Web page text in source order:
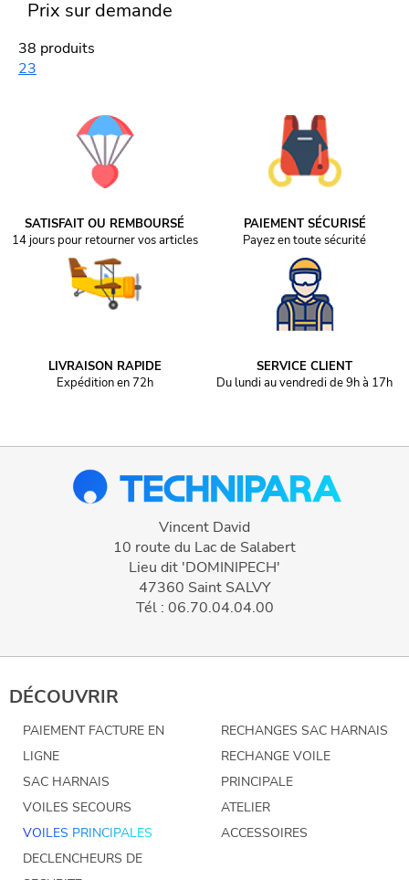
Prix sur demande
38 produits
23
SATISFAIT OU REMBOURSÉ
14 jours pour retourner vos articles
PAIEMENT SÉCURISÉ
Payez en toute sécurité
LIVRAISON RAPIDE
Expédition en 72h
SERVICE CLIENT
Du lundi au vendredi de 9h à 17h
Vincent David
10 route du Lac de Salabert
Lieu dit 'DOMINIPECH'
47360 Saint SALVY
Tél : 06.70.04.04.00
DÉCOUVRIR
PAIEMENT FACTURE EN
LIGNE
SAC HARNAIS
VOILES SECOURS
VOILES PRINCIPALES
DECLENCHEURS DE
RECHANGES SAC HARNAIS
RECHANGE VOILE
PRINCIPALE
ATELIER
ACCESSOIRES